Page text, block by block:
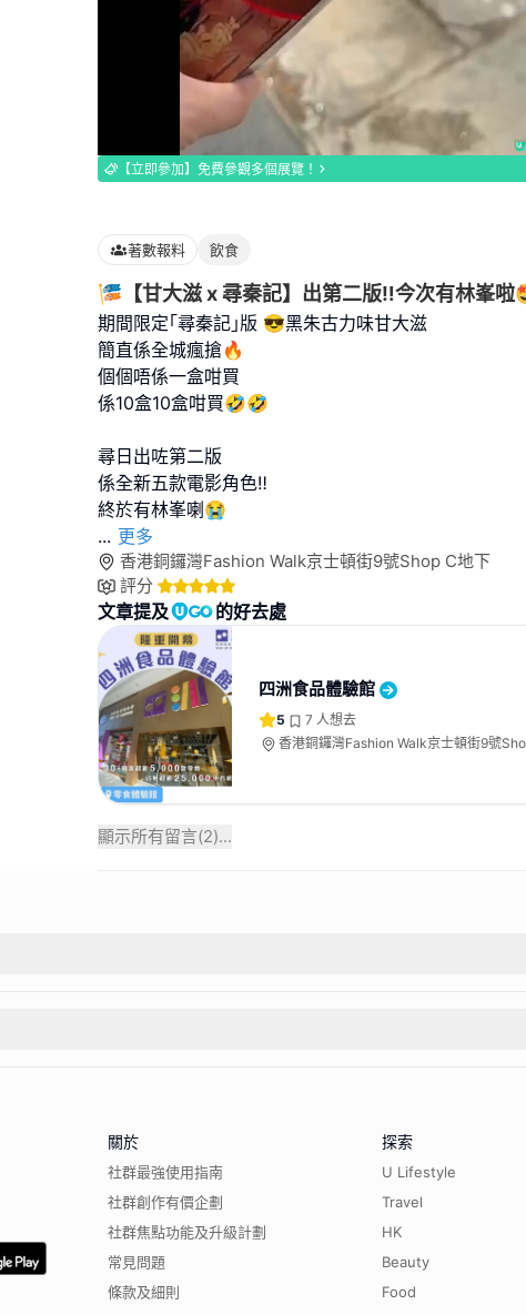
Loaded:
100.00%
【立即參加】免費參觀多個展覽！
著數報料 飲食
🎏【甘大滋 x 尋秦記】出第二版‼️今次有林峯
期間限定｢尋秦記｣版 😎黑朱古力味甘大滋
簡直係全城瘋搶🔥
個個唔係一盒咁買
係10盒10盒咁買🤣🤣
尋日出咗第二版
係全新五款電影角色‼️
... 更多
香港銅鑼灣Fashion Walk京士頓街9號Shop C地下
評分
文章提及 的好去處
四洲食品體驗館
5 7 人想去
香港銅鑼灣Fashion Walk京士頓街9號
顯示所有留言(2)...
關於
社群最強使用指南
社群創作有價企劃
社群焦點功能及升級計劃
常見問題
條款及細則
探索
U Lifestyle
Travel
HK
Beauty
Food